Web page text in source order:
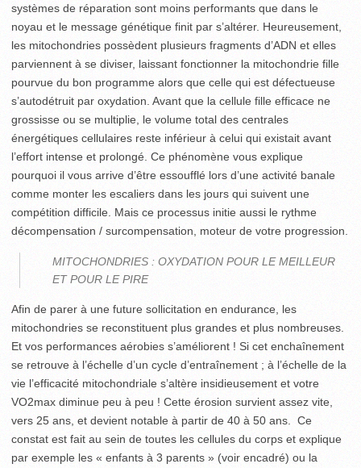
systèmes de réparation sont moins performants que dans le
noyau et le message génétique finit par s’altérer. Heureusement,
les mitochondries possèdent plusieurs fragments d’ADN et elles
parviennent à se diviser, laissant fonctionner la mitochondrie fille
pourvue du bon programme alors que celle qui est défectueuse
s’autodétruit par oxydation. Avant que la cellule fille efficace ne
grossisse ou se multiplie, le volume total des centrales
énergétiques cellulaires reste inférieur à celui qui existait avant
l’effort intense et prolongé. Ce phénomène vous explique
pourquoi il vous arrive d’être essoufflé lors d’une activité banale
comme monter les escaliers dans les jours qui suivent une
compétition difficile. Mais ce processus initie aussi le rythme
décompensation / surcompensation, moteur de votre progression.
MITOCHONDRIES : OXYDATION POUR LE MEILLEUR
ET POUR LE PIRE
Afin de parer à une future sollicitation en endurance, les
mitochondries se reconstituent plus grandes et plus nombreuses.
Et vos performances aérobies s’améliorent ! Si cet enchaînement
se retrouve à l’échelle d’un cycle d’entraînement ; à l’échelle de la
vie l’efficacité mitochondriale s’altère insidieusement et votre
VO2max diminue peu à peu ! Cette érosion survient assez vite,
vers 25 ans, et devient notable à partir de 40 à 50 ans. Ce
constat est fait au sein de toutes les cellules du corps et explique
par exemple les « enfants à 3 parents » (voir encadré) ou la